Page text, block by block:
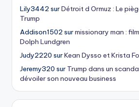
Lily3442 surDétroit d Ormuz : Le
Trump
Addison1502 surmissionary man :
Dolph Lundgren
Judy2220 surKean Dysso et Krista
Jeremy320 sur Trump dans un
dévoiler son nouveau business